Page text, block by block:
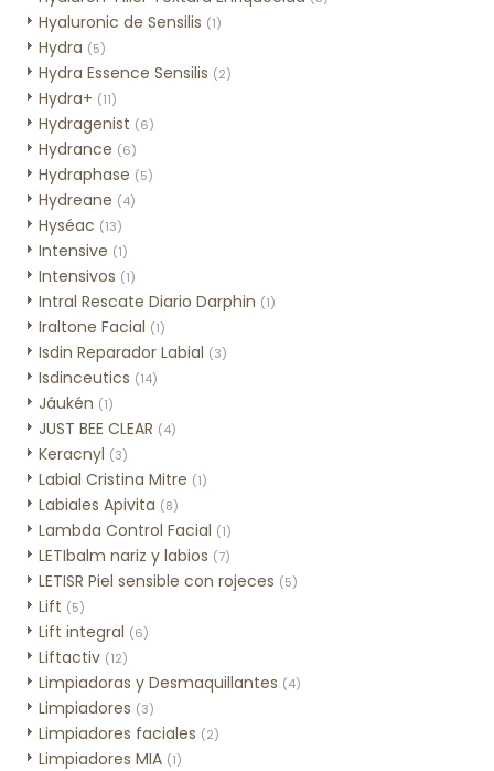
Hyaluronic de Sensilis (1)
Hydra (5)
Hydra Essence Sensilis (2)
Hydra+ (11)
Hydragenist (6)
Hydrance (6)
Hydraphase (5)
Hydreane (4)
Hyséac (13)
Intensive (1)
Intensivos (1)
Intral Rescate Diario Darphin (1)
Iraltone Facial (1)
Isdin Reparador Labial (3)
Isdinceutics (14)
Jáukén (1)
JUST BEE CLEAR (4)
Keracnyl (3)
Labial Cristina Mitre (1)
Labiales Apivita (8)
Lambda Control Facial (1)
LETIbalm nariz y labios (7)
LETISR Piel sensible con rojeces (5)
Lift (5)
Lift integral (6)
Liftactiv (12)
Limpiadoras y Desmaquillantes (4)
Limpiadores (3)
Limpiadores faciales (2)
Limpiadores MIA (1)